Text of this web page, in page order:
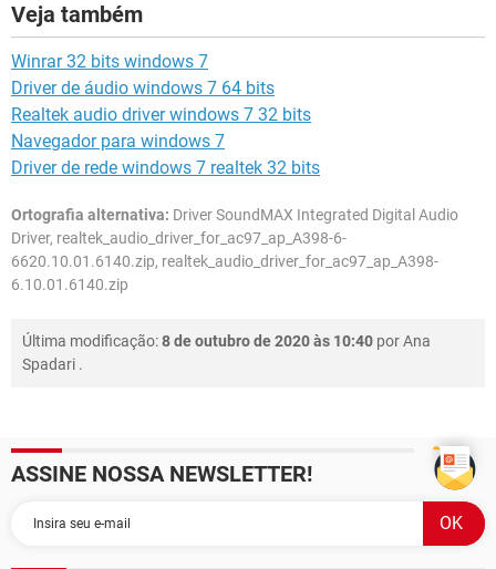
Veja também
Winrar 32 bits windows 7
Driver de áudio windows 7 64 bits
Realtek audio driver windows 7 32 bits
Navegador para windows 7
Driver de rede windows 7 realtek 32 bits
Ortografia alternativa: Driver SoundMAX Integrated Digital Audio
Driver, realtek_audio_driver_for_ac97_ap_A398-6-
6620.10.01.6140.zip, realtek_audio_driver_for_ac97_ap_A398-
6.10.01.6140.zip
Última modificação:8 de outubro de 2020 às 10:40 porAna
Spadari .
ASSINE NOSSA NEWSLETTER!